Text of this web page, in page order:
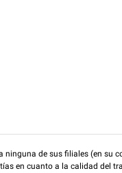
de sus filiales (en su
en cuanto a la calidad del